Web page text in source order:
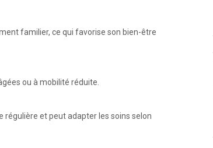
familier, ce qui favorise son bien-être
ou à mobilité réduite.
régulière et peut adapter les soins selon